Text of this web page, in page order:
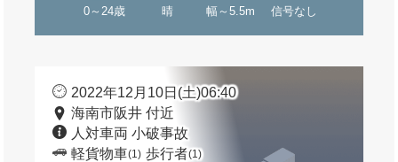
0～24歳 晴 幅～5.5m 信号なし
2022年12月10日(土)06:40
海南市阪井 付近
人対車両 小破事故
軽貨物車(1) 歩行者(1)